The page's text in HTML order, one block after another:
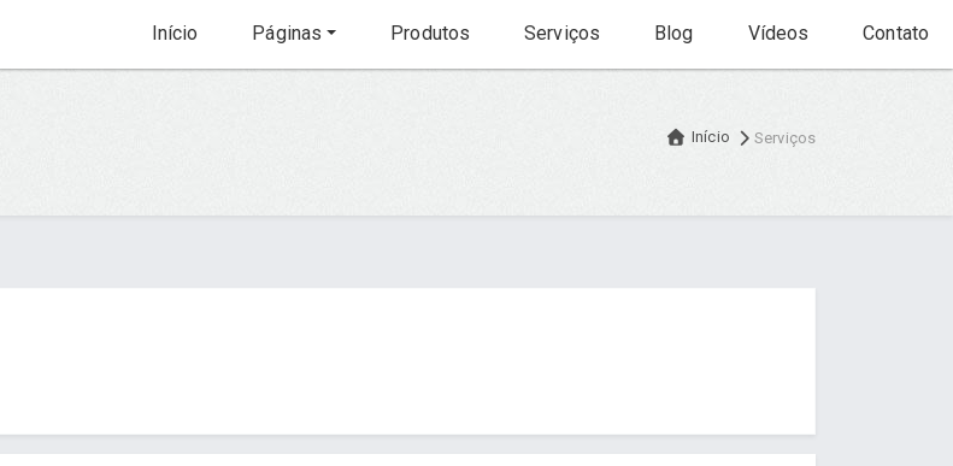
Início Páginas Produtos Serviços Blog Vídeos Contato
Início Serviços